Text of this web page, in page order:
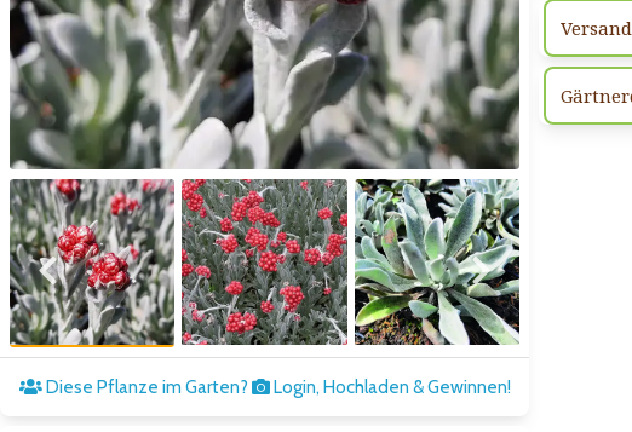
Zum vorigen Bild Zum nächsten Bild
Diese Pflanze im Garten? Login, Hochladen & Gewinnen!